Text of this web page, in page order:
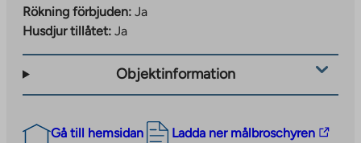
Rökning förbjuden: Ja
Husdjur tillåtet: Ja
Objektinformation
Gå till hemsidan Ladda ner målbroschyren
The